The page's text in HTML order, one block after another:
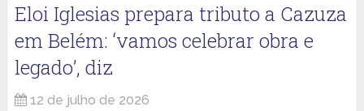
Eloi Iglesias prepara tributo a Cazuza
em Belém: ‘vamos celebrar obra e
legado’, diz
12 de julho de 2026